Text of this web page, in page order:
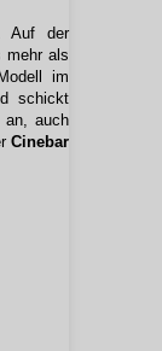
Auf der
mehr als
im
schickt
an, auch
Cinebar